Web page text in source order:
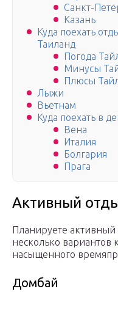
Санкт-
Казань
Куда поехать
Таиланд
Погода
Минусы
Плюсы
Лыжи
Вьетнам
Куда поехать в
Вена
Италия
Болгария
Прага
Активный
Планируете активный
несколько вариантов
насыщенного
Домбай